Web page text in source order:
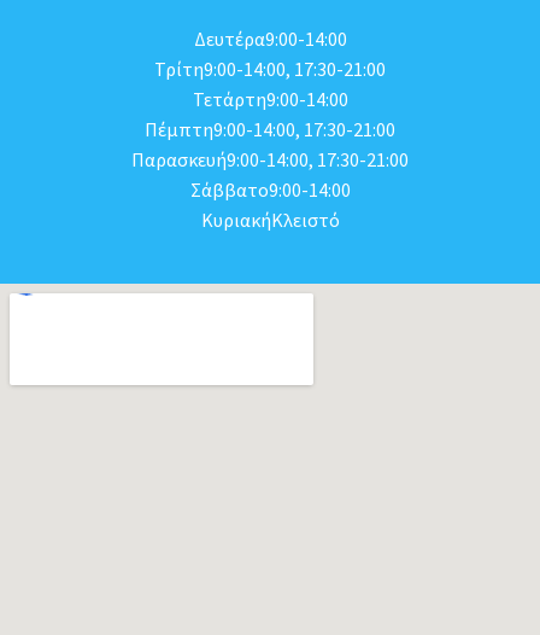
Δευτέρα9:00-14:00
Τρίτη9:00-14:00, 17:30-21:00
Τετάρτη9:00-14:00
Πέμπτη9:00-14:00, 17:30-21:00
Παρασκευή9:00-14:00, 17:30-21:00
Σάββατο9:00-14:00
ΚυριακήΚλειστό